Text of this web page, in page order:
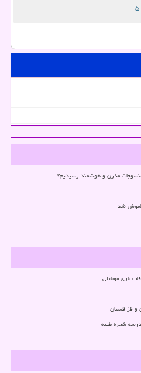
مدرن و هوشمند رسیدیم؟
شد
بازی موبایلی
و قزاقستان
شجره طیبه